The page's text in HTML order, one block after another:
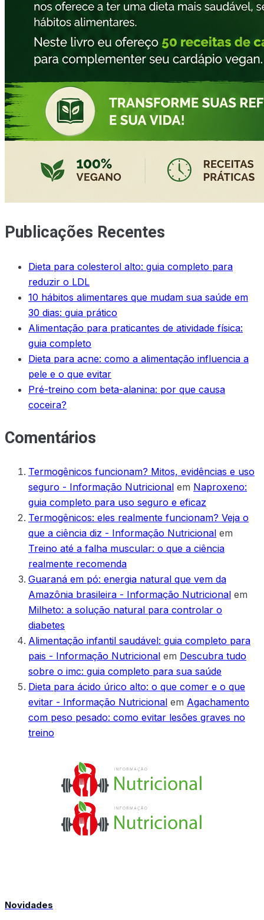
Publicações Recentes
Dieta para colesterol alto: guia completo para
reduzir o LDL
10 hábitos alimentares que mudam sua saúde em
30 dias: guia prático
Alimentação para praticantes de atividade física:
guia completo
Dieta para acne: como a alimentação influencia a
pele e o que evitar
Pré-treino com beta-alanina: por que causa
coceira?
Comentários
Termogênicos funcionam? Mitos, evidências e uso
seguro - Informação Nutricional em Naproxeno:
guia completo para uso seguro e eficaz
Termogênicos: eles realmente funcionam? Veja o
que a ciência diz - Informação Nutricional em
Treino até a falha muscular: o que a ciência
realmente recomenda
Guaraná em pó: energia natural que vem da
Amazônia brasileira - Informação Nutricional em
Milheto: a solução natural para controlar o
diabetes
Alimentação infantil saudável: guia completo para
pais - Informação Nutricional em Descubra tudo
sobre o imc: guia completo para sua saúde
Dieta para ácido úrico alto: o que comer e o que
evitar - Informação Nutricional em Agachamento
com peso pesado: como evitar lesões graves no
treino
Novidades